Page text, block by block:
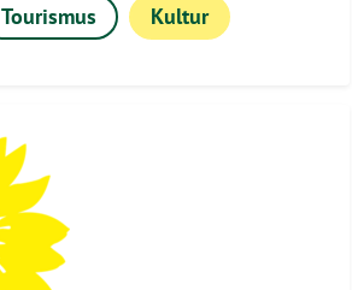
Tourismus Kultur